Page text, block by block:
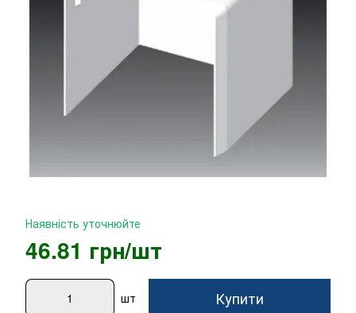
Наявність уточнюйте
46.81 грн/шт
шт Купити